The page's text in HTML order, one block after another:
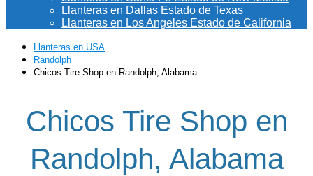
Llanteras en Dallas Estado de Texas
Llanteras en Los Angeles Estado de California
Llanteras en USA
Randolph
Chicos Tire Shop en Randolph, Alabama
Chicos Tire Shop en
Randolph, Alabama